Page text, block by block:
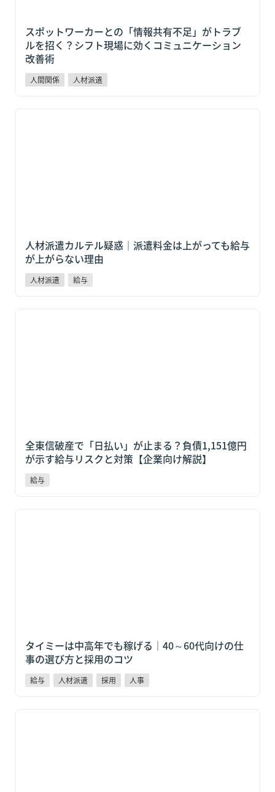
スポットワーカーとの「情報共有不足」がトラブ
ルを招く？シフト現場に効くコミュニケーション
改善術
人間関係 人材派遣
人材派遣カルテル疑惑｜派遣料金は上がっても給与が上
人材派遣カルテル疑惑｜派遣料金は上がっても給与
が上がらない理由
人材派遣 給与
全東信破産で「日払い」が止まる？負債1,151億円が示
全東信破産で「日払い」が止まる？負債1,151億円
が示す給与リスクと対策【企業向け解説】
給与
タイミーは中高年でも稼げる｜40～60代向けの仕事の
タイミーは中高年でも稼げる｜40～60代向けの仕
事の選び方と採用のコツ
給与 人材派遣 採用 人事
タイミーはやめとけ？5つの理由と「それでも稼げる